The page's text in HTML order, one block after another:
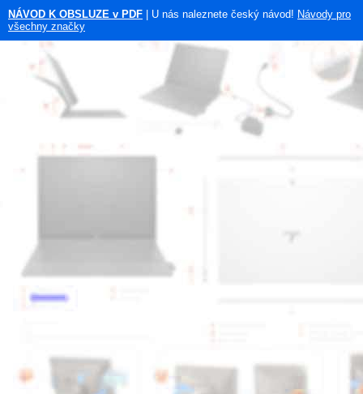
NÁVOD K OBSLUZE v PDF | U nás naleznete český návod! Návody pro
všechny značky